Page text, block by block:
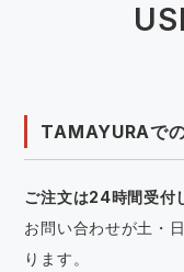
TAMAYURAで
ご注文は24時間受付
お問い合わせが土・
ります。